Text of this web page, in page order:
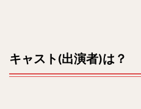
キャスト(出演者)は？